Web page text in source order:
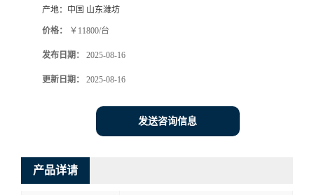
产地： 中国 山东潍坊
价格： ￥11800/台
发布日期： 2025-08-16
更新日期： 2025-08-16
发送咨询信息
产品详请